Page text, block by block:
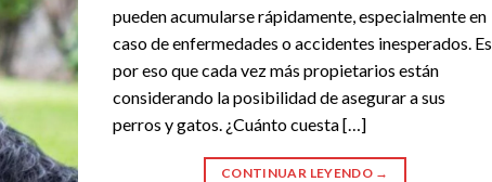
pueden acumularse rápidamente, especialmente en
caso de enfermedades o accidentes inesperados. Es
por eso que cada vez más propietarios están
considerando la posibilidad de asegurar a sus
perros y gatos. ¿Cuánto cuesta […]
CONTINUAR LEYENDO →